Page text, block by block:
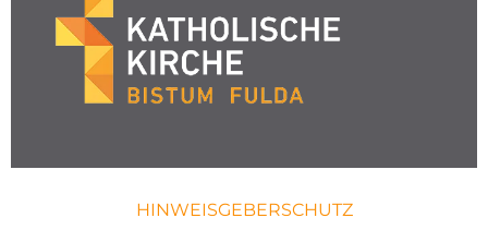
HINWEISGEBERSCHUTZ